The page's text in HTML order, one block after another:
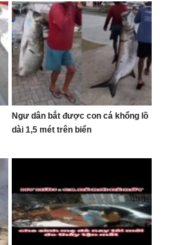
Ngư dân bắt được con cá khổng lồ
dài 1,5 mét trên biển